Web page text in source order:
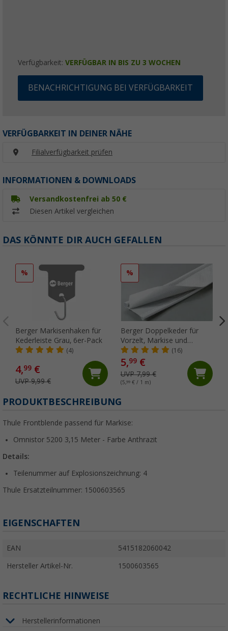
Verfügbarkeit: VERFÜGBAR IN BIS ZU 3 WOCHEN
BENACHRICHTIGUNG BEI VERFÜGBARKEIT
VERFÜGBARKEIT IN DEINER NÄHE
Filialverfügbarkeit prüfen
INFORMATIONEN & DOWNLOADS
Versandkostenfrei ab 50 €
Diesen Artikel vergleichen
DAS KÖNNTE DIR AUCH GEFALLEN
%
Berger Markisenhaken für
Kederleiste Grau, 6er-Pack
(4)
4,99 €
UVP 9,99 €
%
Berger Doppelkeder für
Vorzelt, Markise und
Wohnwagen, Meterware
(16)
5,99€
UVP 7,99 €
(5,99€ / 1 m)
PRODUKTBESCHREIBUNG
Thule Frontblende passend für Markise:
Omnistor 5200 3,15 Meter - Farbe Anthrazit
Details:
Teilenummer auf Explosionszeichnung: 4
Thule Ersatzteilnummer: 1500603565
EIGENSCHAFTEN
EAN 5415182060042
Hersteller Artikel-Nr. 1500603565
RECHTLICHE HINWEISE
Herstellerinformationen